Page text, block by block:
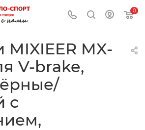
0
MIXIEER MX-
V-brake,
с